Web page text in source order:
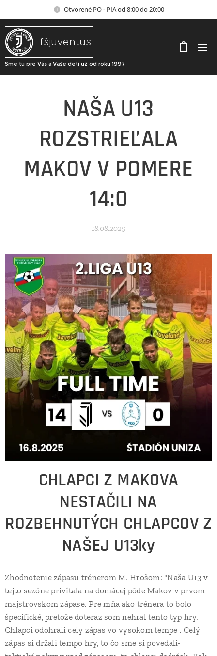
Otvorené PO - PIA od 8:00 do 20:00
fšjuventus
Sme tu pre Vás a Vaše deti už od roku 1997
NAŠA U13
ROZSTRIEĽALA
MAKOV V POMERE
14:0
18.08.2025
CHLAPCI Z MAKOVA
NESTAČILI NA
ROZBEHNUTÝCH CHLAPCOV Z
NAŠEJ U13ky
Zhodnotenie zápasu trénerom M. Hrošom: "Naša U13 v
tejto sezóne privítala na domácej pôde Makov v prvom
majstrovskom zápase. Pre mňa ako trénera to bolo
špecifické, pretože doteraz som nehral tento typ hry.
Chlapci odohrali cely zápas vo vysokom tempe . Celý
zápas si držali tempo hry, to čo sme si povedali-